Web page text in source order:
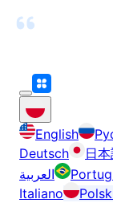
English
Deutsch
日
العربية
Italiano